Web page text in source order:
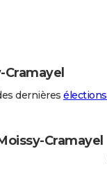
dernières
Cramayel